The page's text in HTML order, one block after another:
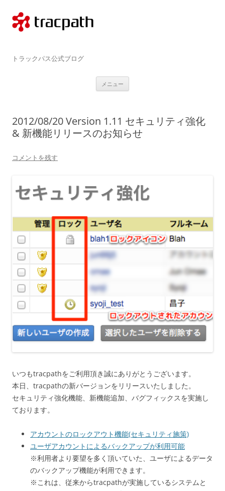
テ
ン
ツ
ッ
トラックパス公式ブログ
メニュー
2012/08/20 Version 1.11 セキュリティ強化
& 新機能リリースのお知らせ
コメントを残す
いつもtracpathをご利用頂き誠にありがとうございます。
本日、tracpathの新バージョンをリリースいたしました。
セキュリティ強化機能、新機能追加、バグフィックスを実施し
ております。
アカウントのロックアウト機能(セキュリティ施策)
ユーザアカウントによるバックアップが利用可能
※利用者より要望を多く頂いていた、ユーザによるデータ
のバックアップ機能が利用できます。
※これは、従来からtracpathが実施しているシステムと